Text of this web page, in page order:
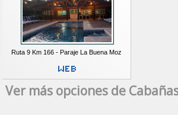
Ruta 9 Km 166 - Paraje La Buena Moz
Ver más opciones de